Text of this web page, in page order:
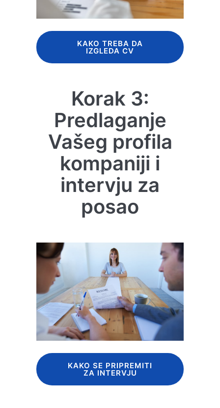
KAKO TREBA DA
IZGLEDA CV
Korak 3:
Predlaganje
Vašeg profila
kompaniji i
intervju za
posao
KAKO SE PRIPREMITI
ZA INTERVJU